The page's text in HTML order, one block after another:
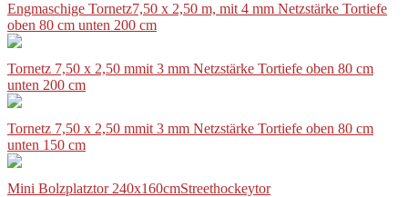
Engmaschige Tornetz7,50 x 2,50 m, mit 4 mm Netzstärke Tortiefe
oben 80 cm unten 200 cm
Tornetz 7,50 x 2,50 mmit 3 mm Netzstärke Tortiefe oben 80 cm
unten 200 cm
Tornetz 7,50 x 2,50 mmit 3 mm Netzstärke Tortiefe oben 80 cm
unten 150 cm
Mini Bolzplatztor 240x160cmStreethockeytor